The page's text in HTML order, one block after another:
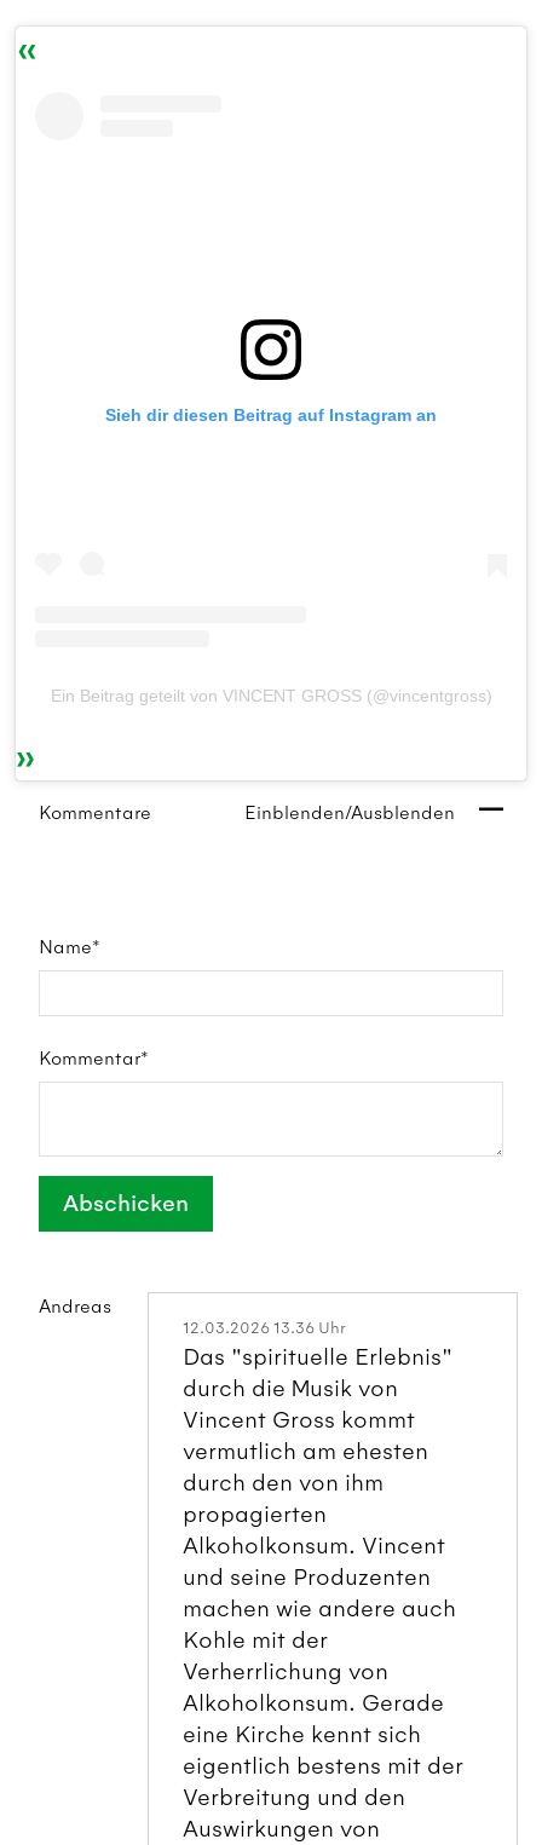
Sieh dir diesen Beitrag auf Instagram an
Ein Beitrag geteilt von VINCENT GROSS (@vincentgross)
Kommentare Einblenden/Ausblenden
Name*
Kommentar*
Abschicken
Andreas
12.03.2026 13.36 Uhr
Das "spirituelle Erlebnis"
durch die Musik von
Vincent Gross kommt
vermutlich am ehesten
durch den von ihm
propagierten
Alkoholkonsum. Vincent
und seine Produzenten
machen wie andere auch
Kohle mit der
Verherrlichung von
Alkoholkonsum. Gerade
eine Kirche kennt sich
eigentlich bestens mit der
Verbreitung und den
Auswirkungen von